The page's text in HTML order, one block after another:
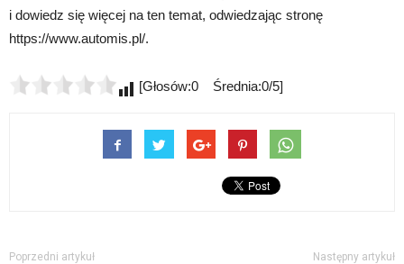
i dowiedz się więcej na ten temat, odwiedzając stronę
https://www.automis.pl/.
[Głosów:0 Średnia:0/5]
Poprzedni artykuł Następny artykuł